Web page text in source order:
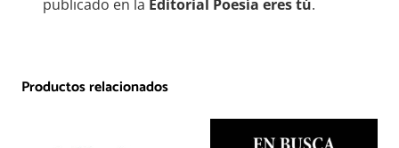
publicado en la Editorial Poesía eres tú.
Productos relacionados